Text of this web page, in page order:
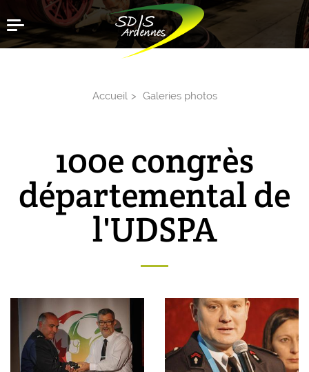
Aller
au
contenu
Menu
Accueil Galeries photos
100e congrès
départemental de
l'UDSPA